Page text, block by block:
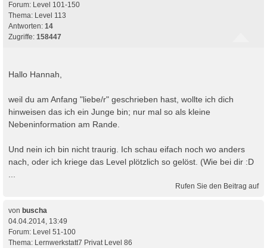
Forum: Level 101-150
Thema: Level 113
Antworten: 14
Zugriffe: 158447
Hallo Hannah,
weil du am Anfang "liebe/r" geschrieben hast, wollte ich dich
hinweisen das ich ein Junge bin; nur mal so als kleine
Nebeninformation am Rande.
Und nein ich bin nicht traurig. Ich schau eifach noch wo anders
nach, oder ich kriege das Level plötzlich so gelöst. (Wie bei dir :D
Rufen Sie den Beitrag auf
von buscha
04.04.2014, 13:49
Forum: Level 51-100
Thema: Lernwerkstatt7 Privat Level 86